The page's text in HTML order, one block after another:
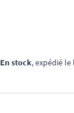
En stock, expédié